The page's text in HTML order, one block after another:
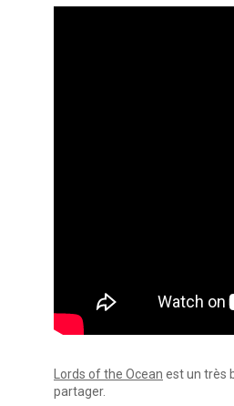
Lords of the Ocean est un très
partager.